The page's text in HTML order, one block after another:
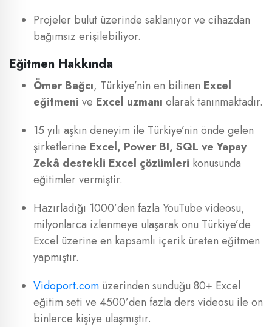
Projeler bulut üzerinde saklanıyor ve cihazdan
bağımsız erişilebiliyor.
Eğitmen Hakkında
Ömer Bağcı, Türkiye’nin en bilinen Excel
eğitmeni ve Excel uzmanı olarak tanınmaktadır.
15 yılı aşkın deneyim ile Türkiye’nin önde gelen
şirketlerine Excel, Power BI, SQL ve Yapay
Zekâ destekli Excel çözümleri konusunda
eğitimler vermiştir.
Hazırladığı 1000’den fazla YouTube videosu,
milyonlarca izlenmeye ulaşarak onu Türkiye’de
Excel üzerine en kapsamlı içerik üreten eğitmen
yapmıştır.
Vidoport.com üzerinden sunduğu 80+ Excel
eğitim seti ve 4500’den fazla ders videosu ile on
binlerce kişiye ulaşmıştır.